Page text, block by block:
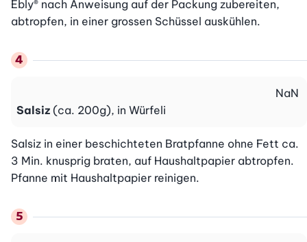
Ebly® nach Anweisung auf der Packung zubereiten,
abtropfen, in einer grossen Schüssel auskühlen.
Salsiz (ca. 200g), in Würfeli
NaN
Salsiz in einer beschichteten Bratpfanne ohne Fett ca.
3 Min. knusprig braten, auf Haushaltpapier abtropfen.
Pfanne mit Haushaltpapier reinigen.